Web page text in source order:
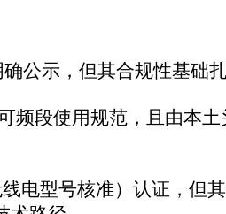
一，政策层面具备发展支持环
功耗‌、‌强穿透力‌和‌紧凑尺寸‌等
器、摄像头等设备，覆盖别墅、